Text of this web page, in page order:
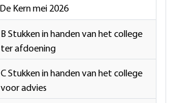
De Kern mei 2026
B Stukken in handen van het college
ter afdoening
C Stukken in handen van het college
voor advies